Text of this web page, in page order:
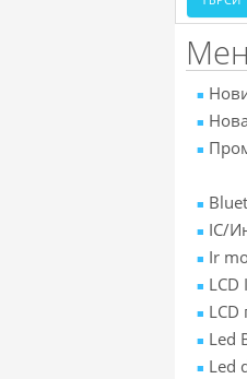
IC/
Ir
Led
Led